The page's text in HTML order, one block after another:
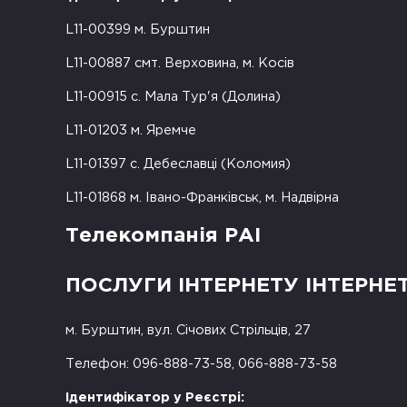
L11-00399 м. Бурштин
L11-00887 смт. Верховина, м. Косів
L11-00915 с. Мала Тур'я (Долина)
L11-01203 м. Яремче
L11-01397 с. Дебеславці (Коломия)
L11-01868 м. Івано-Франківськ, м. Надвірна
Телекомпанія РАІ
ПОСЛУГИ ІНТЕРНЕТУ
м. Бурштин, вул. Січових Стрільців, 27
Телефон: 096-888-73-58, 066-888-73-58
Ідентифікатор у Реєстрі: